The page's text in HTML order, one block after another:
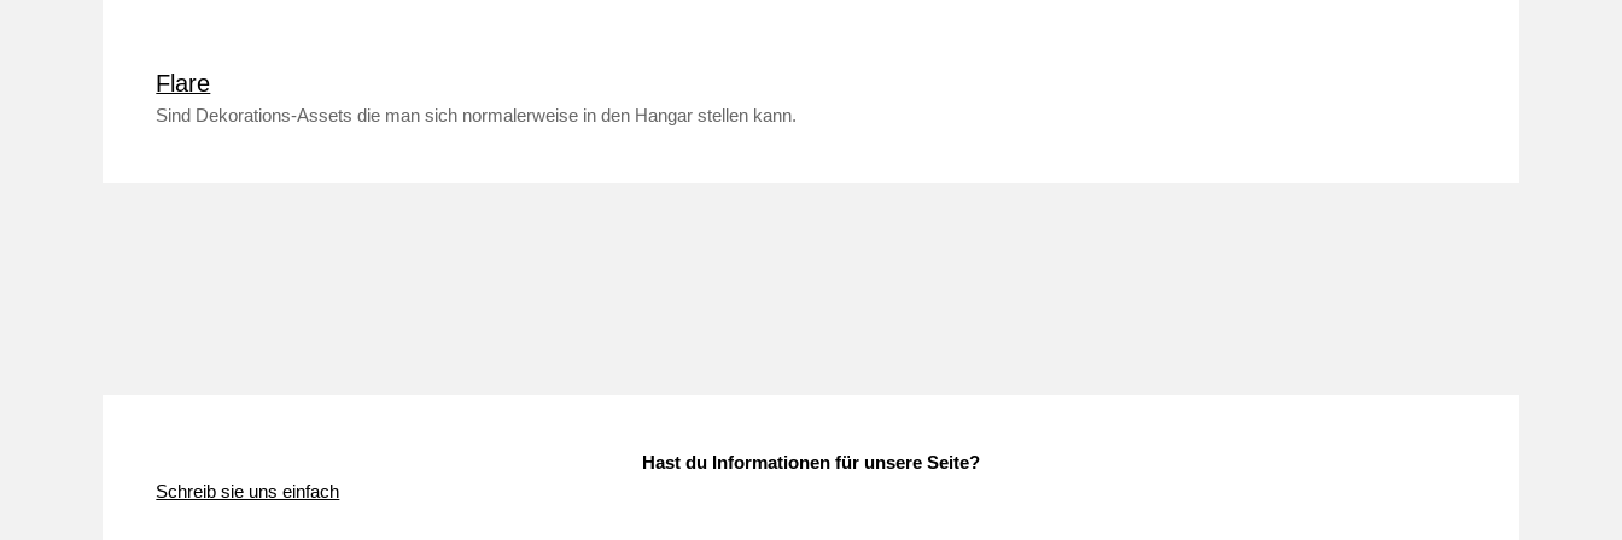
Flare
Sind Dekorations-Assets die man sich normalerweise in den Hangar stellen kann.
Hast du Informationen für unsere Seite?
Schreib sie uns einfach